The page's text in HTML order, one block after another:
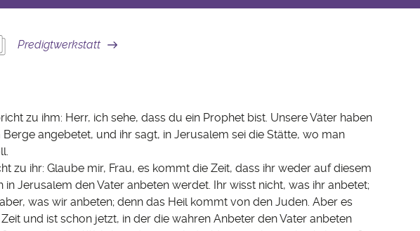
Predigtwerkstatt
zu ihm: Herr, ich sehe, dass du ein Prophet bist. Unsere Väter haben
angebetet, und ihr sagt, in Jerusalem sei die Stätte, wo man
zu ihr: Glaube mir, Frau, es kommt die Zeit, dass ihr weder auf diesem
in Jerusalem den Vater anbeten werdet. Ihr wisst nicht, was ihr anbetet;
was wir anbeten; denn das Heil kommt von den Juden. Aber es
und ist schon jetzt, in der die wahren Anbeter den Vater anbeten